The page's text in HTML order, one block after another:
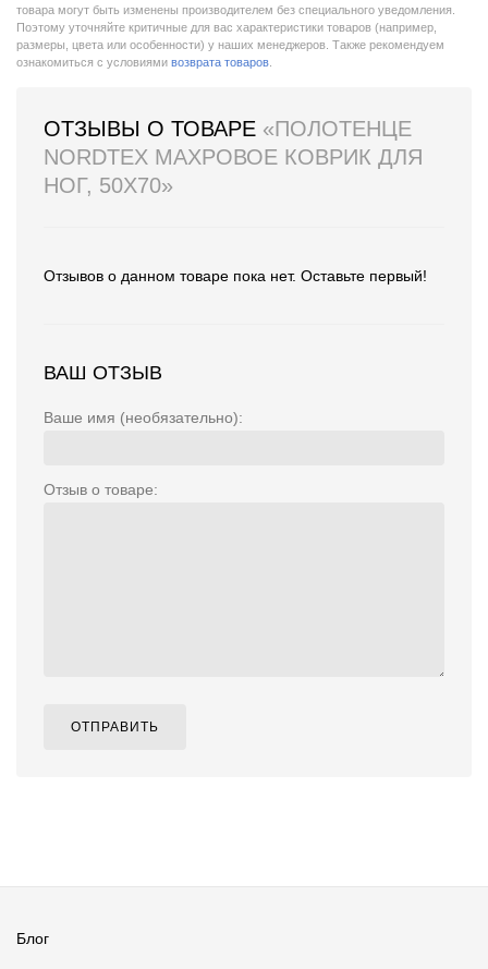
товара могут быть изменены производителем без специального уведомления.
Поэтому уточняйте критичные для вас характеристики товаров (например,
размеры, цвета или особенности) у наших менеджеров. Также рекомендуем
ознакомиться с условиями возврата товаров
ОТЗЫВЫ О ТОВАРЕ «ПОЛОТЕНЦЕ
NORDTEX МАХРОВОЕ КОВРИК ДЛЯ
НОГ, 50X70»
Отзывов о данном товаре пока нет. Оставьте первый!
ВАШ ОТЗЫВ
Ваше имя (необязательно):
Отзыв о товаре:
ОТПРАВИТЬ
Блог